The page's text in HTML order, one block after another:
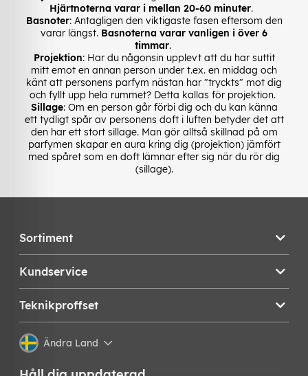
Hjärtnoterna varar i mellan 20-60 minuter.
Basnoter: Antagligen den viktigaste fasen eftersom den
varar längst. Basnoterna varar vanligen i över 6
timmar.
Projektion: Har du någonsin upplevt att du har suttit
mitt emot en annan person under t.ex. en middag och
känt att personens parfym nästan har "tryckts" mot dig
och fyllt upp hela rummet? Detta kallas för projektion.
Sillage: Om en person går förbi dig och du kan känna
ett tydligt spår av personens doft i luften betyder det att
den har ett stort sillage. Man gör alltså skillnad på om
parfymen skapar en aura kring dig (projektion) jämfört
med spåret som en doft lämnar efter sig när du rör dig
(sillage).
Sortiment
Kundservice
Teknikproffset
Ändra Land